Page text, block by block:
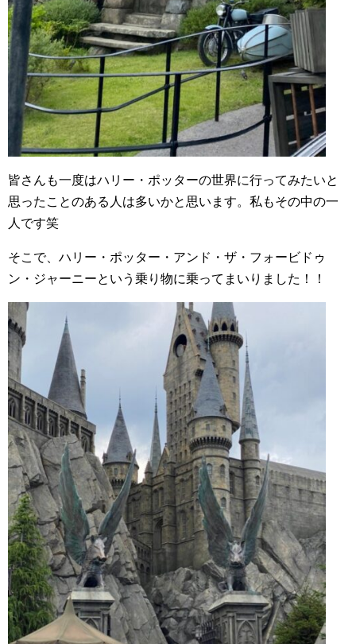
皆さんも一度はハリー・ポッターの世界に行ってみたいと
思ったことのある人は多いかと思います。私もその中の一
人です笑
そこで、ハリー・ポッター・アンド・ザ・フォービドゥ
ン・ジャーニーという乗り物に乗ってまいりました！！